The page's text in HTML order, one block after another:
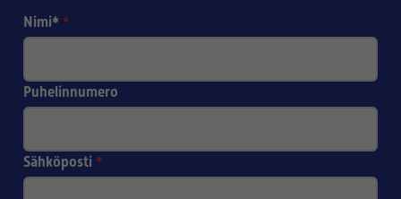
Nimi* *
Puhelinnumero
Sähköposti *